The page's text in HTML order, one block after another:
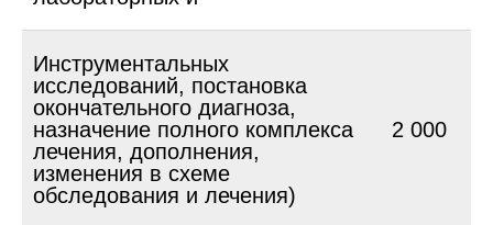
Инструментальных
исследований, постановка
окончательного диагноза,
назначение полного комплекса
лечения, дополнения,
изменения в схеме
обследования и лечения)
2 000